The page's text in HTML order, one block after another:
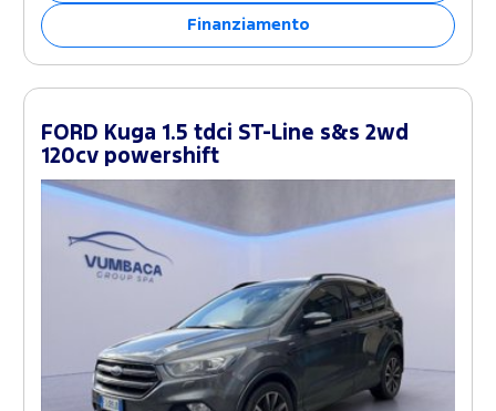
Finanziamento
FORD Kuga 1.5 tdci ST-Line s&s 2wd
120cv powershift